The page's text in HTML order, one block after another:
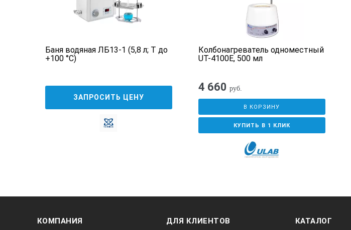
Баня водяная ЛБ13-1 (5,8 л; Т до
+100 °С)
ЗАПРОСИТЬ ЦЕНУ
Колбонагреватель одноместный
UT-4100E, 500 мл
4 660 руб.
В КОРЗИНУ
КУПИТЬ В 1 КЛИК
КОМПАНИЯ ДЛЯ КЛИЕНТОВ КАТАЛОГ